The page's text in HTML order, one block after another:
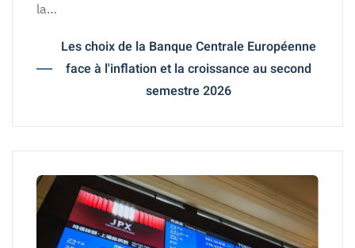
la…
Les choix de la Banque Centrale Européenne
face à l'inflation et la croissance au second
semestre 2026